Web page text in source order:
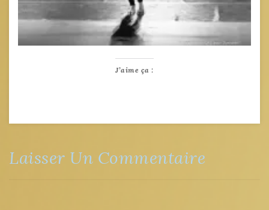
J’aime ça :
Laisser Un Commentaire